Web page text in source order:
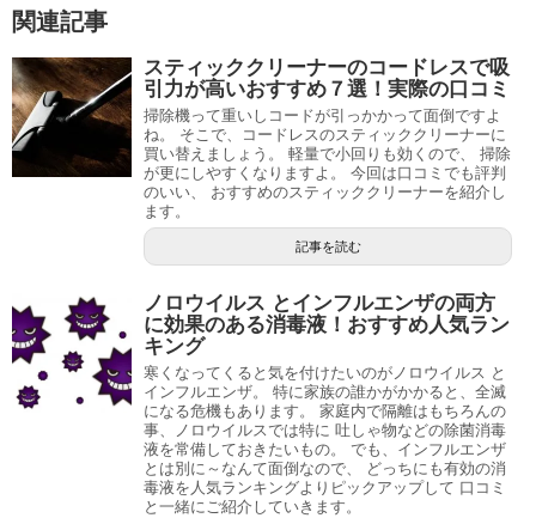
関連記事
スティッククリーナーのコードレスで吸
引力が高いおすすめ７選！実際の口コミ
掃除機って重いしコードが引っかかって面倒ですよ
ね。 そこで、コードレスのスティッククリーナーに
買い替えましょう。 軽量で小回りも効くので、 掃除
が更にしやすくなりますよ。 今回は口コミでも評判
のいい、 おすすめのスティッククリーナーを紹介し
ます。
記事を読む
ノロウイルス とインフルエンザの両方
に効果のある消毒液！おすすめ人気ラン
キング
寒くなってくると気を付けたいのがノロウイルス と
インフルエンザ。 特に家族の誰かがかかると、全滅
になる危機もあります。 家庭内で隔離はもちろんの
事、ノロウイルスでは特に 吐しゃ物などの除菌消毒
液を常備しておきたいもの。 でも、インフルエンザ
とは別に～なんて面倒なので、 どっちにも有効の消
毒液を人気ランキングよりピックアップして 口コミ
と一緒にご紹介していきます。